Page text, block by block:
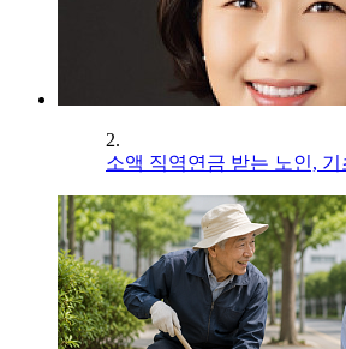
2.
소액 직역연금 받는 노인,